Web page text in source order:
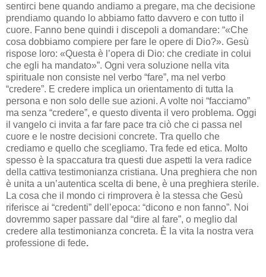
sentirci bene quando andiamo a pregare, ma che decisione
prendiamo quando lo abbiamo fatto davvero e con tutto il
cuore. Fanno bene quindi i discepoli a domandare: “«Che
cosa dobbiamo compiere per fare le opere di Dio?». Gesù
rispose loro: «Questa è l’opera di Dio: che crediate in colui
che egli ha mandato»”. Ogni vera soluzione nella vita
spirituale non consiste nel verbo “fare”, ma nel verbo
“credere”. E credere implica un orientamento di tutta la
persona e non solo delle sue azioni. A volte noi “facciamo”
ma senza “credere”, e questo diventa il vero problema. Oggi
il vangelo ci invita a far fare pace tra ciò che ci passa nel
cuore e le nostre decisioni concrete. Tra quello che
crediamo e quello che scegliamo. Tra fede ed etica. Molto
spesso è la spaccatura tra questi due aspetti la vera radice
della cattiva testimonianza cristiana. Una preghiera che non
è unita a un’autentica scelta di bene, è una preghiera sterile.
La cosa che il mondo ci rimprovera è la stessa che Gesù
riferisce ai “credenti” dell’epoca: “dicono e non fanno”. Noi
dovremmo saper passare dal “dire al fare”, o meglio dal
credere alla testimonianza concreta. È la vita la nostra vera
professione di fede.